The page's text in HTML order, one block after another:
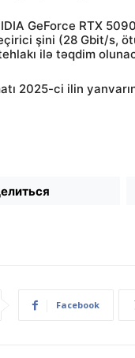
GeForce RTX
şini (28 Gbit/s,
ilə təqdim
2025-ci ilin
Facebook